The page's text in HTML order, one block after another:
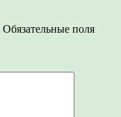
Обязательные поля